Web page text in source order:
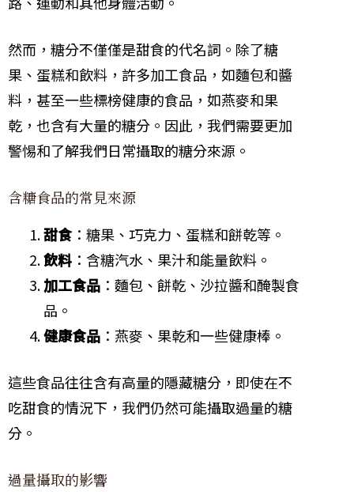
然而，糖分不僅僅是甜食的代名詞。除了糖
果、蛋糕和飲料，許多加工食品，如麵包和醬
料，甚至一些標榜健康的食品，如燕麥和果
乾，也含有大量的糖分。因此，我們需要更加
警惕和了解我們日常攝取的糖分來源。
含糖食品的常見來源
甜食：糖果、巧克力、蛋糕和餅乾等。
飲料 ：含糖汽水、果汁和能量飲料。
加工食品 ：麵包、餅乾、沙拉醬和醃製食
品。
健康食品 ：燕麥、果乾和一些健康棒。
這些食品往往含有高量的隱藏糖分，即使在不
吃甜食的情況下，我們仍然可能攝取過量的糖
分。
過量攝取的影響